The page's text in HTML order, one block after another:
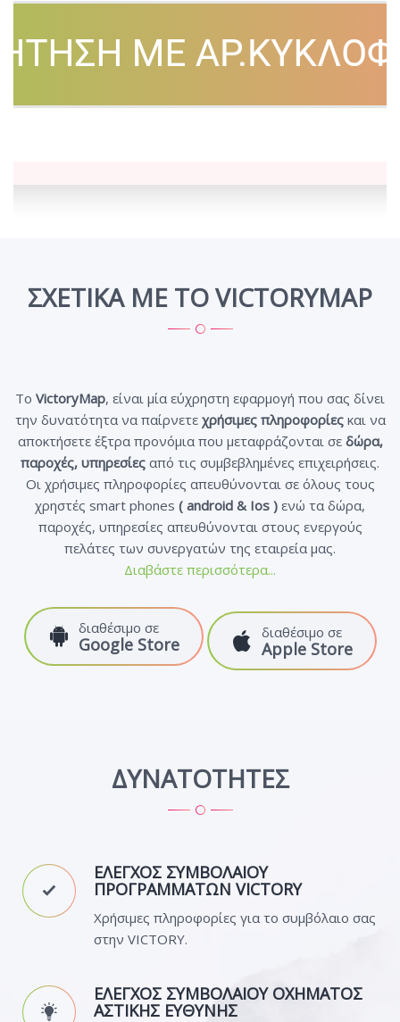
ΣΧΕΤΙΚΑ ΜΕ ΤΟ VICTORYMAP
Το VictoryMap, είναι μία εύχρηστη εφαρμογή που σας δίνει
την δυνατότητα να παίρνετε χρήσιμες πληροφορίεςκαι να
αποκτήσετε έξτρα προνόμια που μεταφράζονται σε δώρα,
παροχές, υπηρεσίες από τις συμβεβλημένες επιχειρήσεις.
Οι χρήσιμες πληροφορίες απευθύνονται σε όλους τους
χρηστές smart phones ( android & Ios ) ενώ τα δώρα,
παροχές, υπηρεσίες απευθύνονται στους ενεργούς
πελάτες των συνεργατών της εταιρεία μας.
Διαβάστε περισσότερα...
διαθέσιμο σε
Google Store
διαθέσιμο σε
Apple Store
ΔΥΝΑΤΟΤΗΤΕΣ
ΕΛΕΓΧΟΣ ΣΥΜΒΟΛΑΙΟΥ
ΠΡΟΓΡΑΜΜΑΤΩΝ VICTORY
Χρήσιμες πληροφορίες για το συμβόλαιο σας
στην VICTORY.
ΕΛΕΓΧΟΣ ΣΥΜΒΟΛΑΙΟΥ ΟΧΗΜΑΤΟΣ
ΑΣΤΙΚΗΣ ΕΥΘΥΝΗΣ